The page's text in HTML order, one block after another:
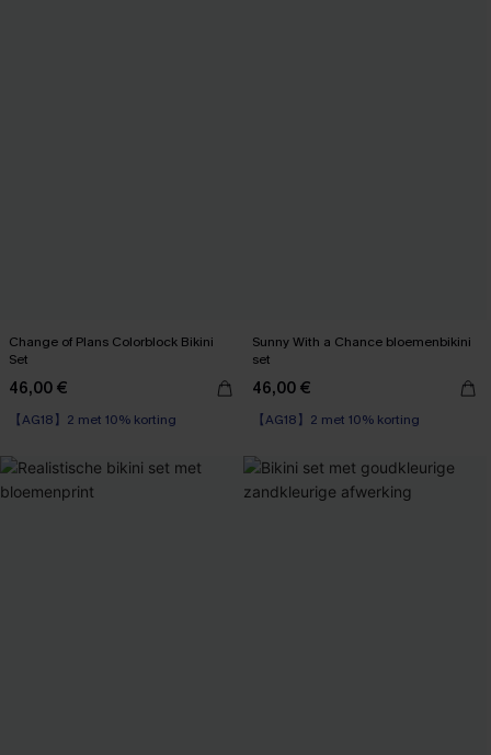
Change of Plans Colorblock Bikini
Set
46,00 €
【AG18】2 met 10% korting
Underwire
Sunny With a Chance bloemenbikini
set
46,00 €
【AG18】2 met 10% korting
Underwire